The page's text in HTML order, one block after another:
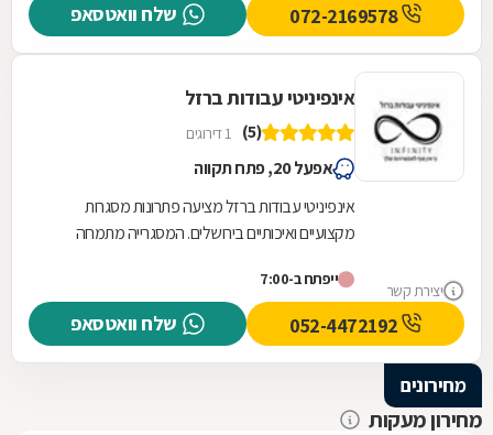
שלח וואטסאפ 072-2169578
יצירת קשר
אינפיניטי עבודות ברזל
(5) 1 דירוגים
אפעל 20, פתח תקווה
אינפיניטי עבודות ברזל מציעה פתרונות מסגרות
מקצועיים ואיכותיים בירושלים. המסגרייה מתמחה
ייפתח ב-7:00
שלח וואטסאפ
מחירונים
מחירון מעקות